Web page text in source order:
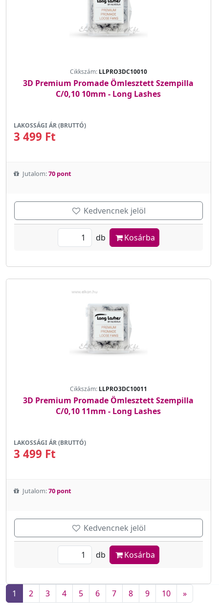
Cikkszám: LLPRO3DC10010
3D Premium Promade Ömlesztett Szempilla
C/0,10 10mm - Long Lashes
LAKOSSÁGI ÁR (BRUTTÓ)
3 499 Ft
Jutalom:70 pont
Kedvencnek jelöl
db Kosárba
Cikkszám: LLPRO3DC10011
3D Premium Promade Ömlesztett Szempilla
C/0,10 11mm - Long Lashes
LAKOSSÁGI ÁR (BRUTTÓ)
3 499 Ft
Jutalom:70 pont
Kedvencnek jelöl
db Kosárba
1 2 3 4 5 6 7 8 9 10 »